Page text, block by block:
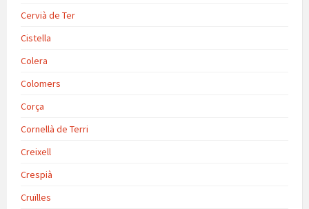
Cervià de Ter
Cistella
Colera
Colomers
Corça
Cornellà de Terri
Creixell
Crespià
Cruïlles